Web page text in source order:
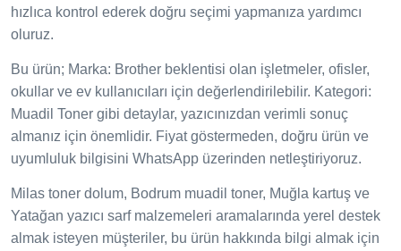
hızlıca kontrol ederek doğru seçimi yapmanıza yardımcı
oluruz.
Bu ürün; Marka: Brother beklentisi olan işletmeler, ofisler,
okullar ve ev kullanıcıları için değerlendirilebilir. Kategori:
Muadil Toner gibi detaylar, yazıcınızdan verimli sonuç
almanız için önemlidir. Fiyat göstermeden, doğru ürün ve
uyumluluk bilgisini WhatsApp üzerinden netleştiriyoruz.
Milas toner dolum, Bodrum muadil toner, Muğla kartuş ve
Yatağan yazıcı sarf malzemeleri aramalarında yerel destek
almak isteyen müşteriler, bu ürün hakkında bilgi almak için